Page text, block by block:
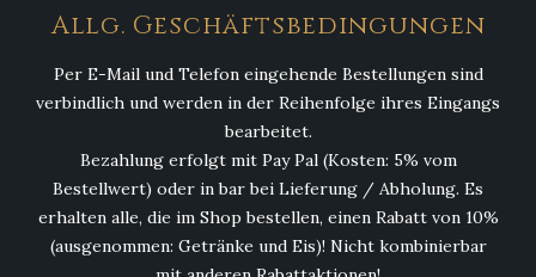
Allg. Geschäftsbedingungen
Per E-Mail und Telefon eingehende Bestellungen sind
verbindlich und werden in der Reihenfolge ihres Eingangs
bearbeitet.
Bezahlung erfolgt mit Pay Pal (Kosten: 5% vom
Bestellwert) oder in bar bei Lieferung / Abholung. Es
erhalten alle, die im Shop bestellen, einen Rabatt von 10%
(ausgenommen: Getränke und Eis)! Nicht kombinierbar